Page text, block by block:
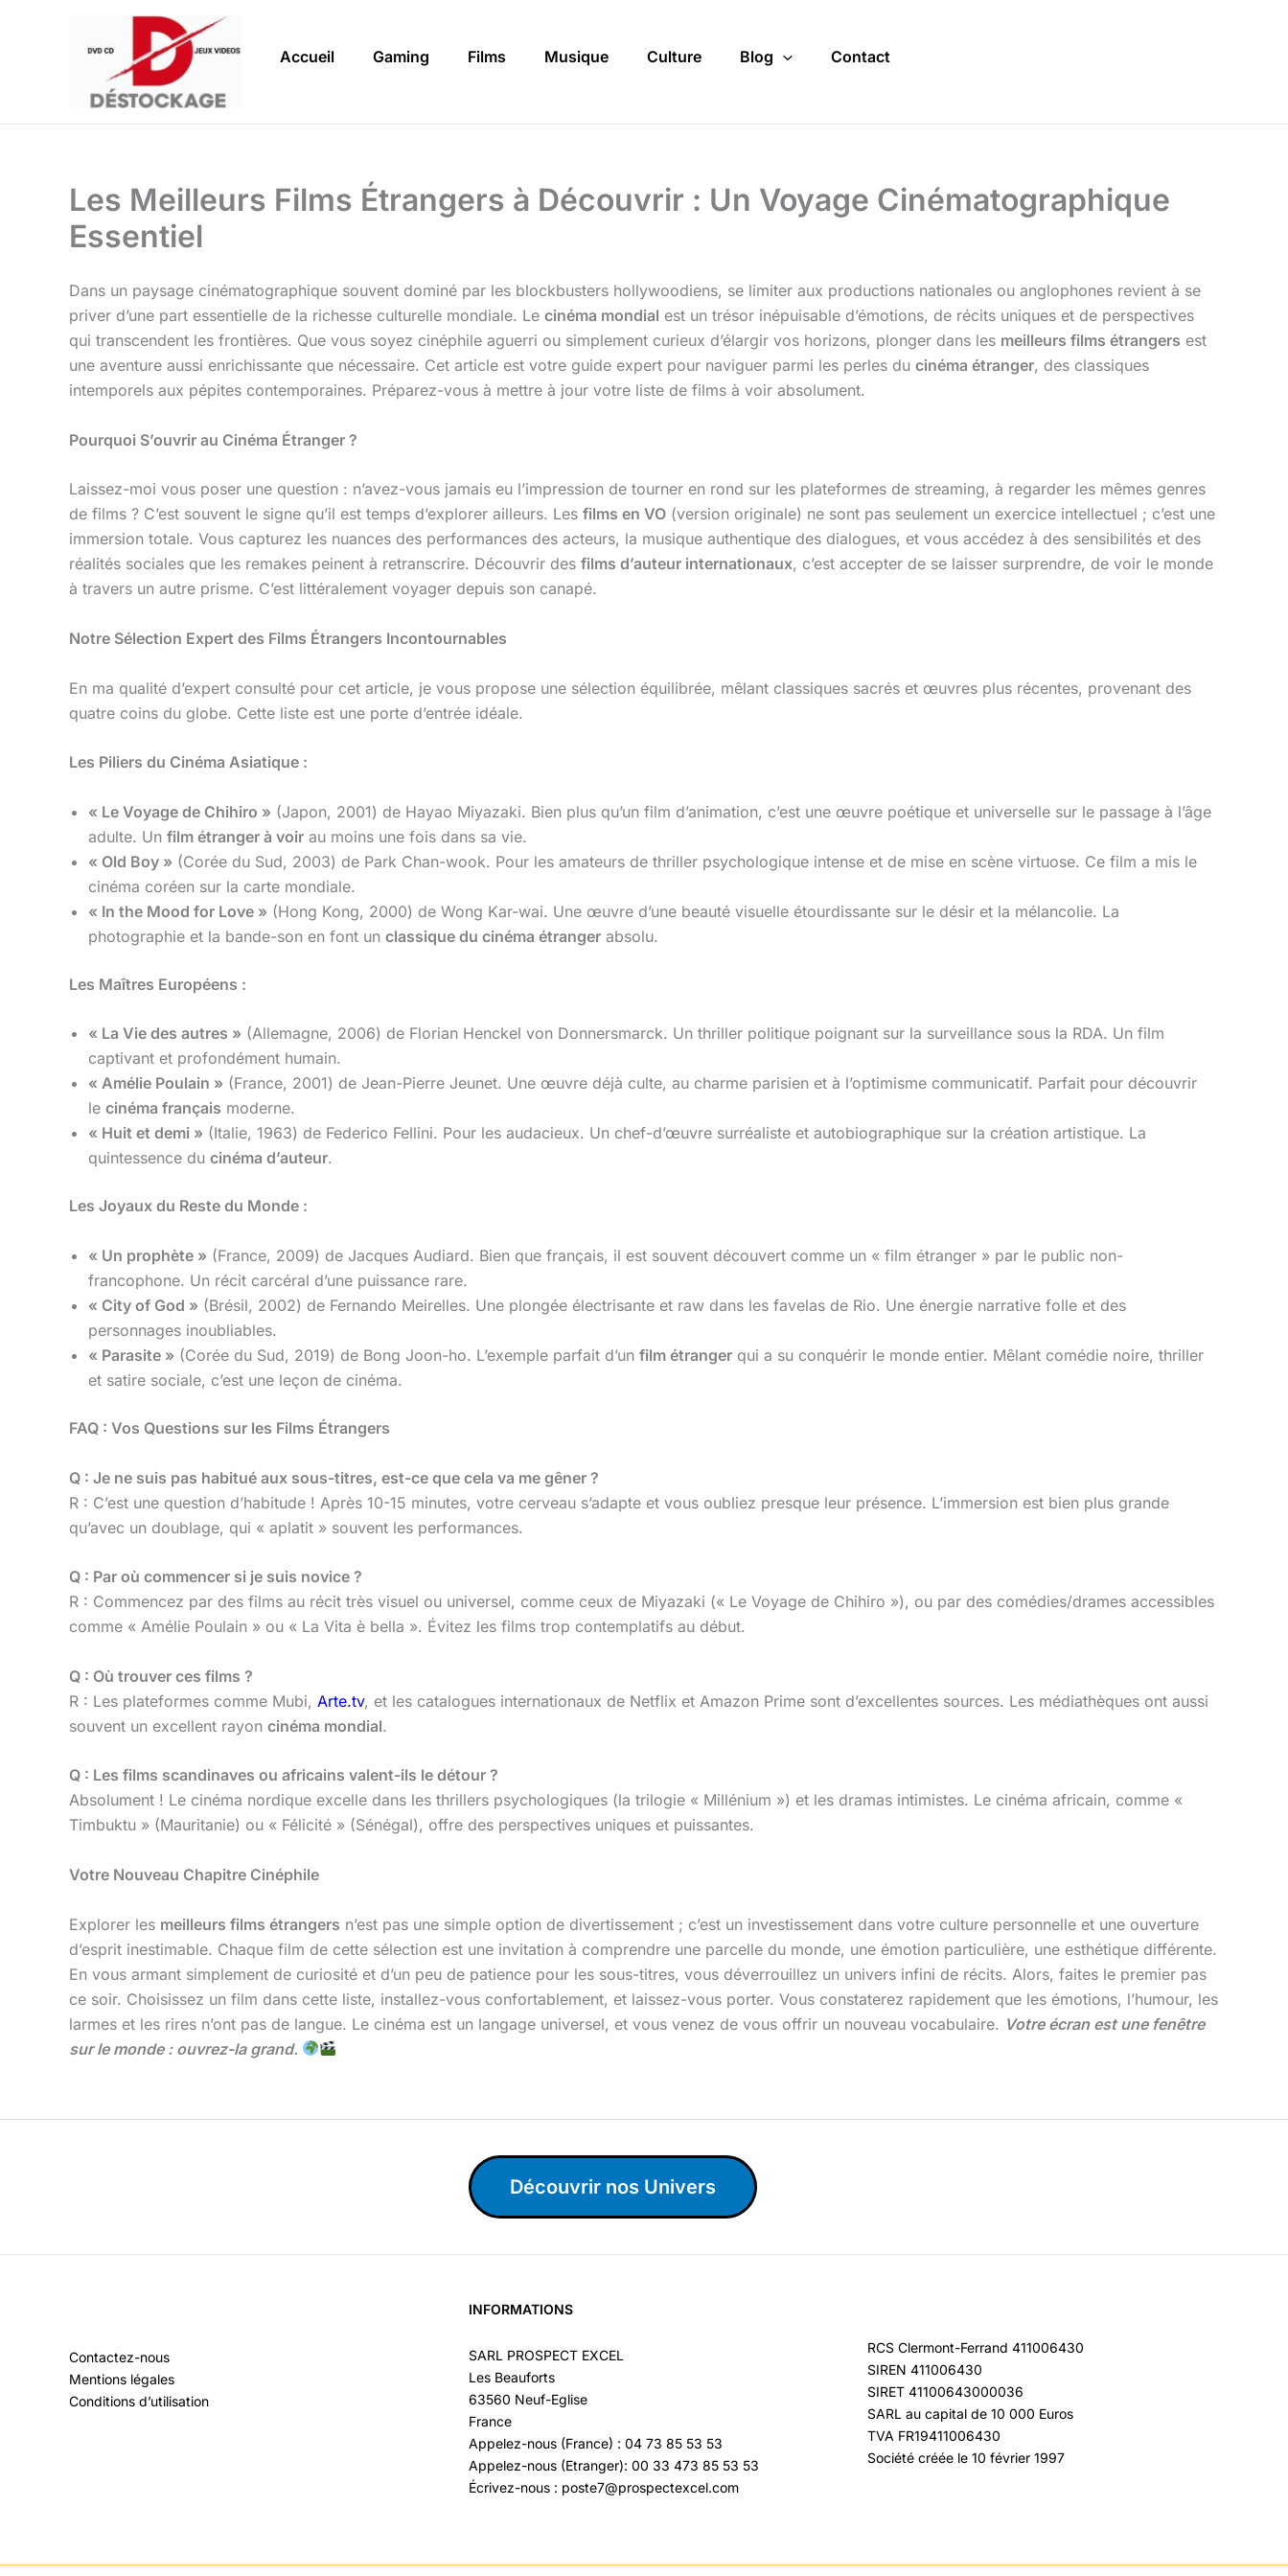
Accueil Gaming Films Musique Culture Blog Contact
Les Meilleurs Films Étrangers à Découvrir : Un Voyage Cinématographique
Essentiel
Dans un paysage cinématographique souvent dominé par les blockbusters hollywoodiens, se limiter aux productions nationales ou anglophones revient à se
priver d’une part essentielle de la richesse culturelle mondiale. Le cinéma mondial est un trésor inépuisable d’émotions, de récits uniques et de perspectives
qui transcendent les frontières. Que vous soyez cinéphile aguerri ou simplement curieux d’élargir vos horizons, plonger dans les meilleurs films étrangers est
une aventure aussi enrichissante que nécessaire. Cet article est votre guide expert pour naviguer parmi les perles du cinéma étranger, des classiques
intemporels aux pépites contemporaines. Préparez-vous à mettre à jour votre liste de films à voir absolument.
Pourquoi S’ouvrir au Cinéma Étranger ?
Laissez-moi vous poser une question : n’avez-vous jamais eu l’impression de tourner en rond sur les plateformes de streaming, à regarder les mêmes genres
de films ? C’est souvent le signe qu’il est temps d’explorer ailleurs. Les films en VO (version originale) ne sont pas seulement un exercice intellectuel ; c’est une
immersion totale. Vous capturez les nuances des performances des acteurs, la musique authentique des dialogues, et vous accédez à des sensibilités et des
réalités sociales que les remakes peinent à retranscrire. Découvrir des films d’auteur internationaux, c’est accepter de se laisser surprendre, de voir le monde
à travers un autre prisme. C’est littéralement voyager depuis son canapé.
Notre Sélection Expert des Films Étrangers Incontournables
En ma qualité d’expert consulté pour cet article, je vous propose une sélection équilibrée, mêlant classiques sacrés et œuvres plus récentes, provenant des
quatre coins du globe. Cette liste est une porte d’entrée idéale.
Les Piliers du Cinéma Asiatique :
« Le Voyage de Chihiro » (Japon, 2001) de Hayao Miyazaki. Bien plus qu’un film d’animation, c’est une œuvre poétique et universelle sur le passage à l’âge
adulte. Un film étranger à voir au moins une fois dans sa vie.
« Old Boy » (Corée du Sud, 2003) de Park Chan-wook. Pour les amateurs de thriller psychologique intense et de mise en scène virtuose. Ce film a mis le
cinéma coréen sur la carte mondiale.
« In the Mood for Love » (Hong Kong, 2000) de Wong Kar-wai. Une œuvre d’une beauté visuelle étourdissante sur le désir et la mélancolie. La
photographie et la bande-son en font un classique du cinéma étranger absolu.
Les Maîtres Européens :
« La Vie des autres » (Allemagne, 2006) de Florian Henckel von Donnersmarck. Un thriller politique poignant sur la surveillance sous la RDA. Un film
captivant et profondément humain.
« Amélie Poulain » (France, 2001) de Jean-Pierre Jeunet. Une œuvre déjà culte, au charme parisien et à l’optimisme communicatif. Parfait pour découvrir
le cinéma français moderne.
« Huit et demi » (Italie, 1963) de Federico Fellini. Pour les audacieux. Un chef-d’œuvre surréaliste et autobiographique sur la création artistique. La
quintessence du cinéma d’auteur.
Les Joyaux du Reste du Monde :
« Un prophète » (France, 2009) de Jacques Audiard. Bien que français, il est souvent découvert comme un « film étranger » par le public non-
francophone. Un récit carcéral d’une puissance rare.
« City of God » (Brésil, 2002) de Fernando Meirelles. Une plongée électrisante et raw dans les favelas de Rio. Une énergie narrative folle et des
personnages inoubliables.
« Parasite » (Corée du Sud, 2019) de Bong Joon-ho. L’exemple parfait d’un film étranger qui a su conquérir le monde entier. Mêlant comédie noire, thriller
et satire sociale, c’est une leçon de cinéma.
FAQ : Vos Questions sur les Films Étrangers
Q : Je ne suis pas habitué aux sous-titres, est-ce que cela va me gêner ?
R : C’est une question d’habitude ! Après 10-15 minutes, votre cerveau s’adapte et vous oubliez presque leur présence. L’immersion est bien plus grande
qu’avec un doublage, qui « aplatit » souvent les performances.
Q : Par où commencer si je suis novice ?
R : Commencez par des films au récit très visuel ou universel, comme ceux de Miyazaki (« Le Voyage de Chihiro »), ou par des comédies/drames accessibles
comme « Amélie Poulain » ou « La Vita è bella ». Évitez les films trop contemplatifs au début.
Q : Où trouver ces films ?
R : Les plateformes comme Mubi, Arte.tv, et les catalogues internationaux de Netflix et Amazon Prime sont d’excellentes sources. Les médiathèques ont aussi
souvent un excellent rayon cinéma mondial.
Q : Les films scandinaves ou africains valent-ils le détour ?
Absolument ! Le cinéma nordique excelle dans les thrillers psychologiques (la trilogie « Millénium ») et les dramas intimistes. Le cinéma africain, comme «
Timbuktu » (Mauritanie) ou « Félicité » (Sénégal), offre des perspectives uniques et puissantes.
Votre Nouveau Chapitre Cinéphile
Explorer les meilleurs films étrangers n’est pas une simple option de divertissement ; c’est un investissement dans votre culture personnelle et une ouverture
d’esprit inestimable. Chaque film de cette sélection est une invitation à comprendre une parcelle du monde, une émotion particulière, une esthétique différente.
En vous armant simplement de curiosité et d’un peu de patience pour les sous-titres, vous déverrouillez un univers infini de récits. Alors, faites le premier pas
ce soir. Choisissez un film dans cette liste, installez-vous confortablement, et laissez-vous porter. Vous constaterez rapidement que les émotions, l’humour, les
larmes et les rires n’ont pas de langue. Le cinéma est un langage universel, et vous venez de vous offrir un nouveau vocabulaire. Votre écran est une fenêtre
sur le monde : ouvrez-la grand.
Découvrir nos Univers
Contactez-nous
Mentions légales
Conditions d’utilisation
INFORMATIONS
SARL PROSPECT EXCEL
Les Beauforts
63560 Neuf-Eglise
France
Appelez-nous (France) : 04 73 85 53 53
Appelez-nous (Etranger): 00 33 473 85 53 53
Écrivez-nous : poste7@prospectexcel.com
RCS Clermont-Ferrand 411006430
SIREN 411006430
SIRET 41100643000036
SARL au capital de 10 000 Euros
TVA FR19411006430
Société créée le 10 février 1997